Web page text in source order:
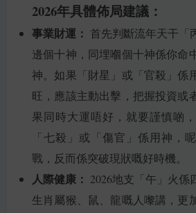
2026年具體佈局建議：
事業財運： 首先判斷流年天干「
邊個十神，同埋嗰個十神係你命
神。如果「財星」或「官殺」係
旺，應該主動出擊，把握投資或
果同時大運唔好，就要謹慎啲
「七殺」或「傷官」係用神，
戰，反而係突破現狀嘅好時機。
人際健康： 2026地支「午」火係
生肖屬猴、鼠、龍嘅人嚟講，更